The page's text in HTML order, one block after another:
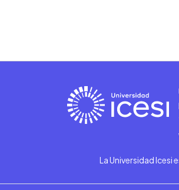
La Universidad Icesi